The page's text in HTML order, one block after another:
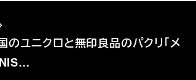
のユニクロと無印良品のパクリ「メ